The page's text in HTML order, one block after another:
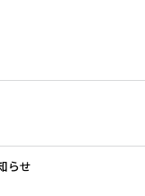
らせ